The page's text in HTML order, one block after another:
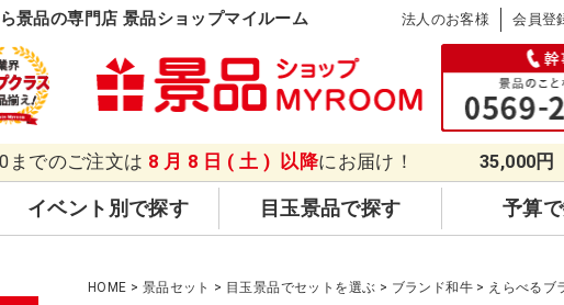
景品の専門店 景品ショップマイルーム 法人のお客様 会員登
までのご注文は 8月8日(土) 以降にお届け！ 35,000円
イベント別で探す 目玉景品で探す 予算
HOME 景品セット 目玉景品でセットを選ぶ ブランド和牛 えらべるブ